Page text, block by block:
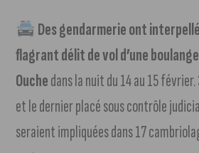
Des gendarmerie ont
flagrant délit de vol d’une
Ouchedans la nuit du 14 au 15
et le dernier placé sous contrôle
seraient impliquées dans 17